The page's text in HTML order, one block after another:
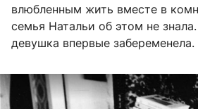
влюбленным жить вместе в
семья Натальи об этом не
девушка впервые забеременела.